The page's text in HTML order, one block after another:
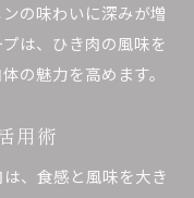
合レシピ
メンの提案
の味を再現
ーメン
の味わいに深みが増
は、ひき肉の風味を
の魅力を高めます。
用術
、食感と風味を大き